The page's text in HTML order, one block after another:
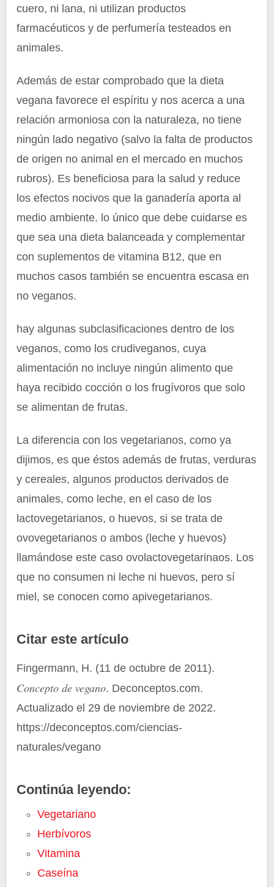
cuero, ni lana, ni utilizan productos
farmacéuticos y de perfumería testeados en
animales.
Además de estar comprobado que la dieta
vegana favorece el espíritu y nos acerca a una
relación armoniosa con la naturaleza, no tiene
ningún lado negativo (salvo la falta de productos
de origen no animal en el mercado en muchos
rubros). Es beneficiosa para la salud y reduce
los efectos nocivos que la ganadería aporta al
medio ambiente. lo único que debe cuidarse es
que sea una dieta balanceada y complementar
con suplementos de vitamina B12, que en
muchos casos también se encuentra escasa en
no veganos.
hay algunas subclasificaciones dentro de los
veganos, como los crudiveganos, cuya
alimentación no incluye ningún alimento que
haya recibido cocción o los frugívoros que solo
se alimentan de frutas.
La diferencia con los vegetarianos, como ya
dijimos, es que éstos además de frutas, verduras
y cereales, algunos productos derivados de
animales, como leche, en el caso de los
lactovegetarianos, o huevos, si se trata de
ovovegetarianos o ambos (leche y huevos)
llamándose este caso ovolactovegetarinaos. Los
que no consumen ni leche ni huevos, pero sí
miel, se conocen como apivegetarianos.
Citar este artículo
Fingermann, H. (11 de octubre de 2011).
Concepto de vegano. Deconceptos.com.
Actualizado el 29 de noviembre de 2022.
https://deconceptos.com/ciencias-
naturales/vegano
Continúa leyendo:
Vegetariano
Herbívoros
Vitamina
Caseína